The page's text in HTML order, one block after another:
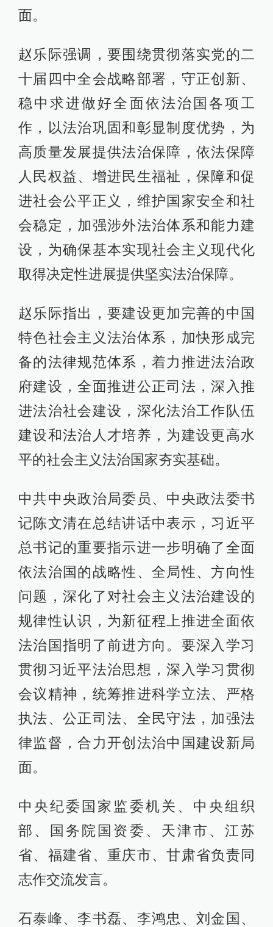
面。
赵乐际强调，要围绕贯彻落实党的二
十届四中全会战略部署，守正创新、
稳中求进做好全面依法治国各项工
作，以法治巩固和彰显制度优势，为
高质量发展提供法治保障，依法保障
人民权益、增进民生福祉，保障和促
进社会公平正义，维护国家安全和社
会稳定，加强涉外法治体系和能力建
设，为确保基本实现社会主义现代化
取得决定性进展提供坚实法治保障。
赵乐际指出，要建设更加完善的中国
特色社会主义法治体系，加快形成完
备的法律规范体系，着力推进法治政
府建设，全面推进公正司法，深入推
进法治社会建设，深化法治工作队伍
建设和法治人才培养，为建设更高水
平的社会主义法治国家夯实基础。
中共中央政治局委员、中央政法委书
记陈文清在总结讲话中表示，习近平
总书记的重要指示进一步明确了全面
依法治国的战略性、全局性、方向性
问题，深化了对社会主义法治建设的
规律性认识，为新征程上推进全面依
法治国指明了前进方向。要深入学习
贯彻习近平法治思想，深入学习贯彻
会议精神，统筹推进科学立法、严格
执法、公正司法、全民守法，加强法
律监督，合力开创法治中国建设新局
面。
中央纪委国家监委机关、中央组织
部、国务院国资委、天津市、江苏
省、福建省、重庆市、甘肃省负责同
志作交流发言。
石泰峰、李书磊、李鸿忠、刘金国、